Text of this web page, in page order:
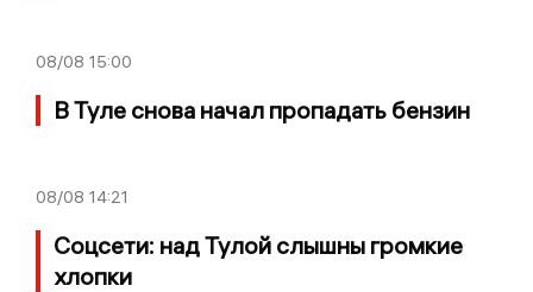
08/08 15:00
В Туле снова начал пропадать бензин
08/08 14:21
Соцсети: над Тулой слышны громкие
хлопки